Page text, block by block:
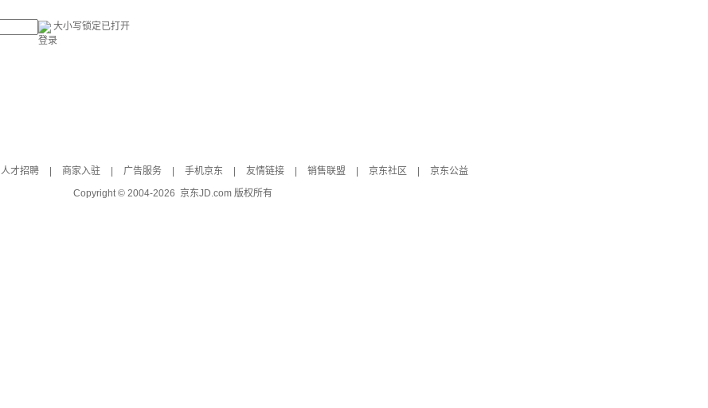
大小写锁定已打开
登录
人才招聘 商家入驻 广告服务 手机京东 友情链接 销售联盟 京东社区
京东公益
Copyright © 2004-2026 京东JD.com 版权所有